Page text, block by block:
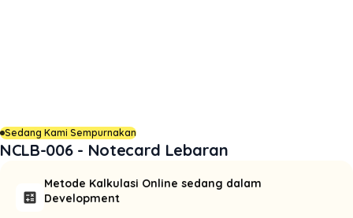
Sedang Kami Sempurnakan
NCLB-006 - Notecard Lebaran
calculate
Metode Kalkulasi Online sedang dalam
Development